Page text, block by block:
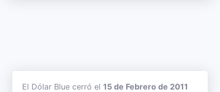
El Dólar Blue cerró el 15 de Febrero de 2011